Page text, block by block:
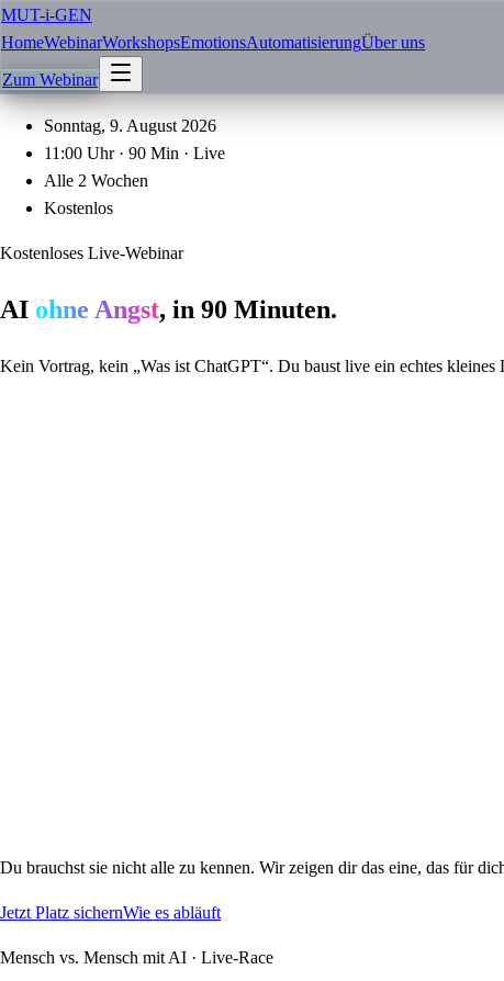
MUT-i-GEN
HomeWebinarWorkshopsEmotionsAutomatisierungÜber uns
Zum Webinar
Sonntag, 9. August 2026
11:00 Uhr · 90 Min · Live
Alle 2 Wochen
Kostenlos
Kostenloses Live-Webinar
AI ohne Angst, in 90 Minuten.
Kein Vortrag, kein „Was ist ChatGPT“. Du baust live ein echtes
Du brauchst sie nicht alle zu kennen. Wir zeigen dir das eine, das für
Jetzt Platz sichernWie es abläuft
Mensch vs. Mensch mit AI · Live-Race